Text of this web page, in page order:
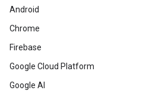
Android
Chrome
Firebase
Google Cloud Platform
Google AI